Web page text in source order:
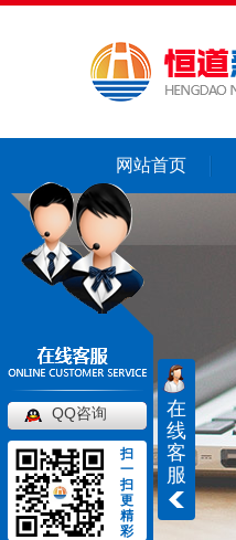
网站首页
在
线
客
服
QQ咨询
扫
一
扫
更
精
彩